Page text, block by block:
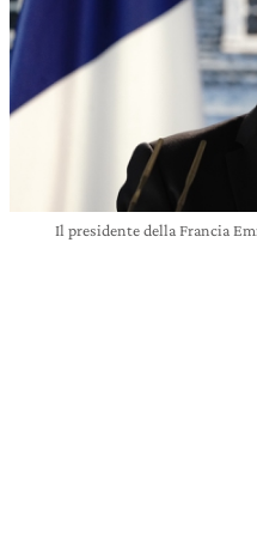
Il presidente della Francia